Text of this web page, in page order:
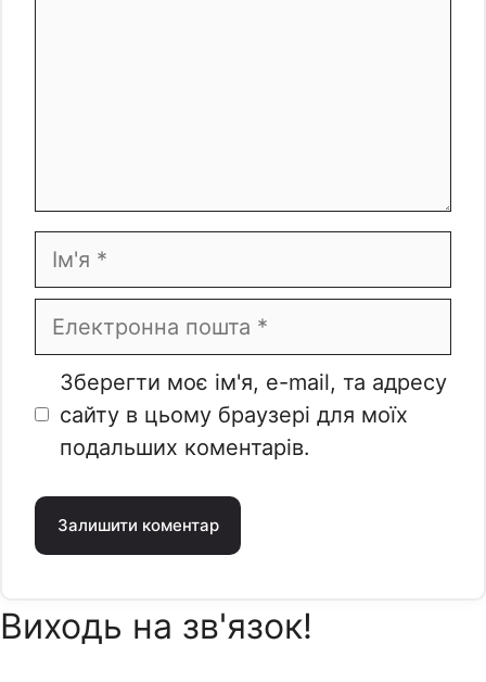
Ім'я
Електронна
Веб-
сайт
Зберегти моє ім'я, e-mail, та адресу
сайту в цьому браузері для моїх
подальших коментарів.
Виходь на зв'язок!